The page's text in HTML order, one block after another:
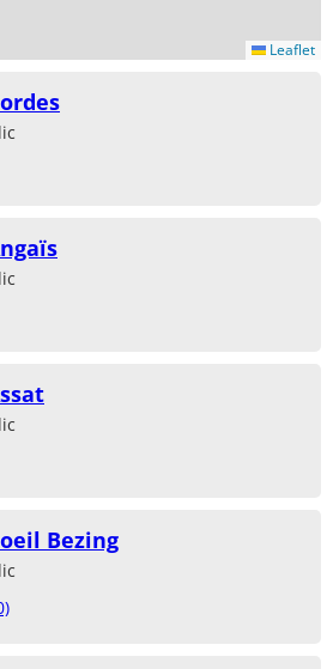
Leaflet
Bezing